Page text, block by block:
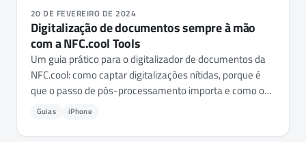
20 DE FEVEREIRO DE 2024
Digitalização de documentos sempre à mão
com a NFC.cool Tools
Um guia prático para o digitalizador de documentos da
NFC.cool: como captar digitalizações nítidas, porque é
que o passo de pós-processamento importa e como o
OCR transforma a digitalização em texto pesquisável e
Guias iPhone